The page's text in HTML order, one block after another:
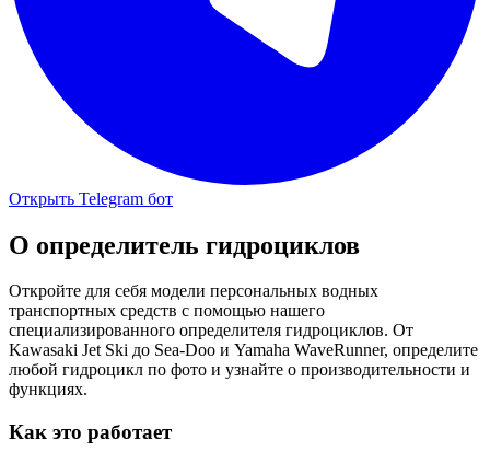
Открыть Telegram бот
О определитель гидроциклов
Откройте для себя модели персональных водных
транспортных средств с помощью нашего
специализированного определителя гидроциклов. От
Kawasaki Jet Ski до Sea-Doo и Yamaha WaveRunner, определите
любой гидроцикл по фото и узнайте о производительности и
функциях.
Как это работает